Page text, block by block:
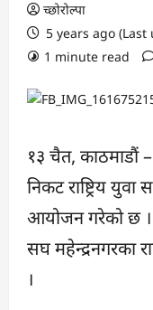
च्छोरोल्पा
5 years ago
1 minute read
१३ चैत,
निकट राष्ट्रिय
आयोजन गरेको छ ।
सघ महेन्द्रनगरका
।